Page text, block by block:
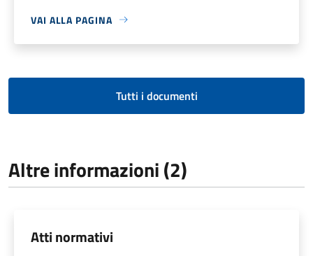
VAI ALLA PAGINA
Tutti i documenti
Altre informazioni (2)
Atti normativi